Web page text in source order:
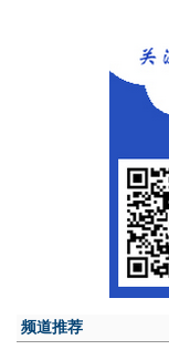
频道推荐